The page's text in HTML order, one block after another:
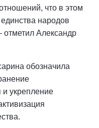
что в этом
народов
Александр
обозначила
и укрепление